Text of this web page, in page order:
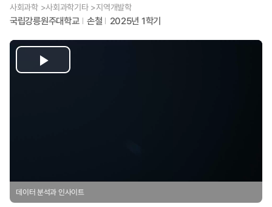
사회과학 >사회과학기타 >지역개발학
국립강릉원주대학교 손철 2025년 1학기
Play
데이터 분석과 인사이트